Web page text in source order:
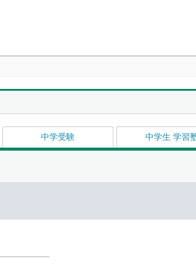
中学受験 中学生 学習